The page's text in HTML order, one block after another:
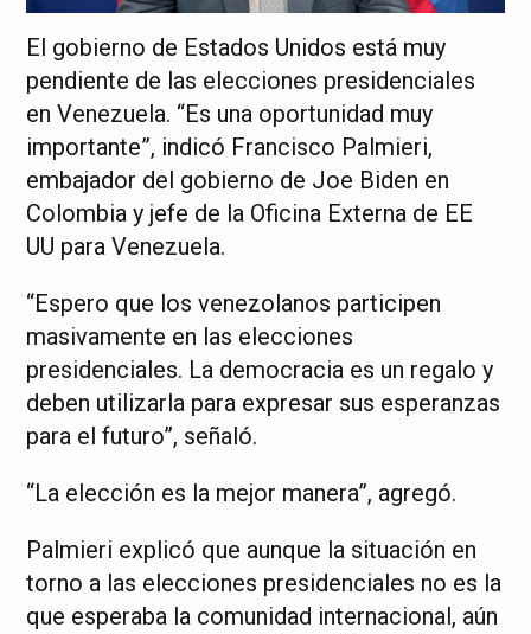
El gobierno de Estados Unidos está muy
pendiente de las elecciones presidenciales
en Venezuela. “Es una oportunidad muy
importante”, indicó Francisco Palmieri,
embajador del gobierno de Joe Biden en
Colombia y jefe de la Oficina Externa de EE
UU para Venezuela.
“Espero que los venezolanos participen
masivamente en las elecciones
presidenciales. La democracia es un regalo y
deben utilizarla para expresar sus esperanzas
para el futuro”, señaló.
“La elección es la mejor manera”, agregó.
Palmieri explicó que aunque la situación en
torno a las elecciones presidenciales no es la
que esperaba la comunidad internacional, aún